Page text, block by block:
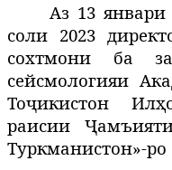
Аз 13
соли 2023
сохтмони ба
сейсмологияи
Тоҷикистон
раисии
Туркманистон»-ро